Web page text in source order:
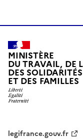
MINISTÈRE
DU TRAVAIL, DE
DES SOLIDARITÉS
ET DES FAMILLES
legifrance.gouv.fr